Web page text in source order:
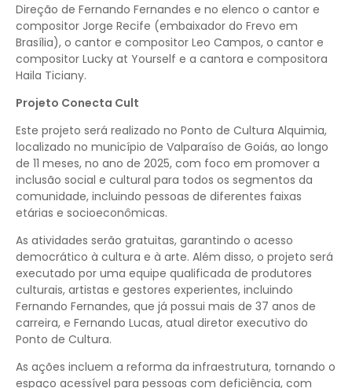
Direção de Fernando Fernandes e no elenco o cantor e
compositor Jorge Recife (embaixador do Frevo em
Brasília), o cantor e compositor Leo Campos, o cantor e
compositor Lucky at Yourself e a cantora e compositora
Haila Ticiany.
Projeto Conecta Cult
Este projeto será realizado no Ponto de Cultura Alquimia,
localizado no município de Valparaíso de Goiás, ao longo
de 11 meses, no ano de 2025, com foco em promover a
inclusão social e cultural para todos os segmentos da
comunidade, incluindo pessoas de diferentes faixas
etárias e socioeconômicas.
As atividades serão gratuitas, garantindo o acesso
democrático à cultura e à arte. Além disso, o projeto será
executado por uma equipe qualificada de produtores
culturais, artistas e gestores experientes, incluindo
Fernando Fernandes, que já possui mais de 37 anos de
carreira, e Fernando Lucas, atual diretor executivo do
Ponto de Cultura.
As ações incluem a reforma da infraestrutura, tornando o
espaço acessível para pessoas com deficiência, com